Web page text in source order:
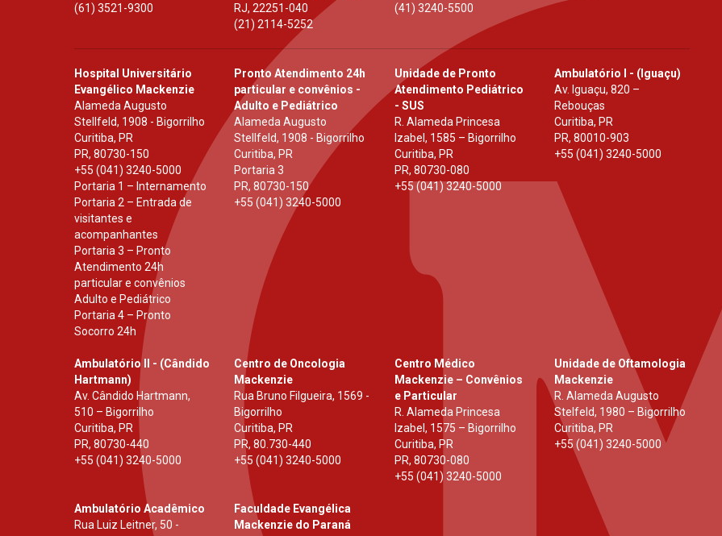
(61) 3521-9300
RJ,22251-040
(21) 2114-5252
(41) 3240-5500
Hospital Universitário
Evangélico Mackenzie
Alameda Augusto
Stellfeld, 1908 - Bigorrilho
Curitiba, PR
PR, 80730-150
+55 (041) 3240-5000
Portaria 1 – Internamento
Portaria 2 – Entrada de
visitantes e
acompanhantes
Portaria 3 – Pronto
Atendimento 24h
particular e convênios
Adulto e Pediátrico
Portaria 4 – Pronto
Socorro 24h
Pronto Atendimento 24h
particular e convênios -
Adulto e Pediátrico
Alameda Augusto
Stellfeld, 1908 - Bigorrilho
Curitiba, PR
Portaria 3
PR,80730-150
+55 (041) 3240-5000
Unidade de Pronto
Atendimento Pediátrico
- SUS
R. Alameda Princesa
Izabel, 1585 – Bigorrilho
Curitiba, PR
PR, 80730-080
+55 (041) 3240-5000
Ambulatório I - (Iguaçu)
Av. Iguaçu, 820 –
Rebouças
Curitiba, PR
PR, 80010-903
+55 (041) 3240-5000
Ambulatório II - (Cândido
Hartmann)
Av. Cândido Hartmann,
510 – Bigorrilho
Curitiba, PR
PR, 80730-440
+55 (041) 3240-5000
Centro de Oncologia
Mackenzie
Rua Bruno Filgueira, 1569 -
Bigorrilho
Curitiba, PR
PR,80.730-440
+55 (041) 3240-5000
Centro Médico
Mackenzie – Convênios
e Particular
R. Alameda Princesa
Izabel, 1575 – Bigorrilho
Curitiba, PR
PR, 80730-080
+55 (041) 3240-5000
Unidade de Oftamologia
Mackenzie
R. Alameda Augusto
Stelfeld, 1980 – Bigorrilho
Curitiba, PR
+55 (041) 3240-5000
Ambulatório Acadêmico
Rua Luiz Leitner, 50 -
Faculdade Evangélica
Mackenzie do Paraná